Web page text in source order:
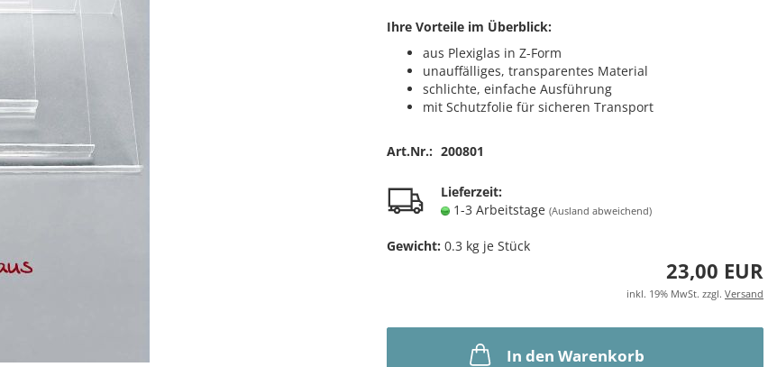
Ihre Vorteile im Überblick:
aus Plexiglas in Z-Form
unauffälliges, transparentes Material
schlichte, einfache Ausführung
mit Schutzfolie für sicheren Transport
Art.Nr.: 200801
Lieferzeit:
1-3 Arbeitstage (Ausland abweichend)
Gewicht: 0.3 kg je Stück
23,00 EUR
inkl. 19% MwSt. zzgl. Versand
In den Warenkorb